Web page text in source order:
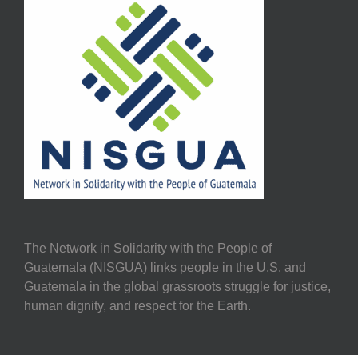
The Network in Solidarity with the People of
Guatemala (NISGUA) links people in the U.S. and
Guatemala in the global grassroots struggle for justice,
human dignity, and respect for the Earth.